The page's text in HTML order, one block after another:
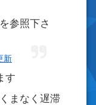
参照下さ
新
す
まなく遅滞